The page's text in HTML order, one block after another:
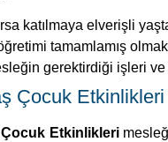
katılmaya elverişli
tamamlamış
gerektirdiği işleri
Çocuk Etkinlikleri
Çocuk Etkinlikleri